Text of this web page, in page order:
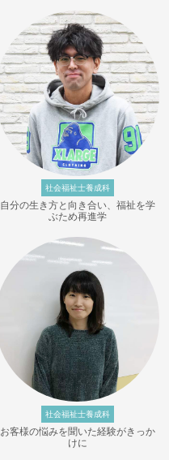
社会福祉士養成科
自分の生き方と向き合い、福祉を学
ぶため再進学
社会福祉士養成科
お客様の悩みを聞いた経験がきっか
けに